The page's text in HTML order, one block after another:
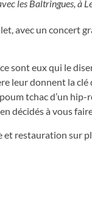
les Baltringues, à
avec un
sont eux qui le
donnent la clé
tchac d’un hip-
décidés à vous
restauration sur